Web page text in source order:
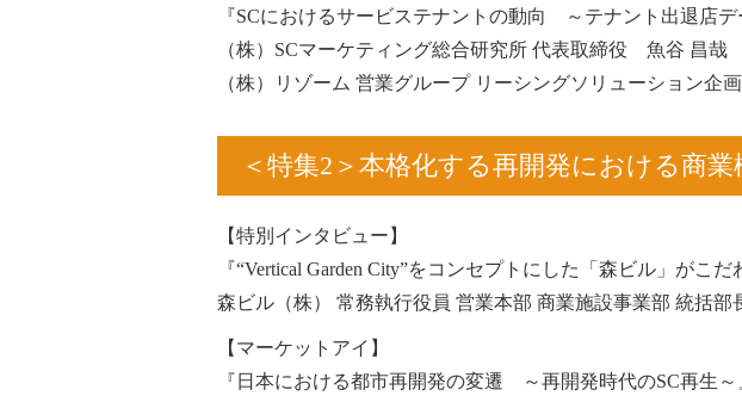
『SCにおけるサービステナントの動向 ～テナント出退店デ
（株）SCマーケティング総合研究所 代表取締役 魚谷 昌哉
（株）リゾーム 営業グループ リーシングソリューション企
＜特集2＞本格化する再開発における商業
【特別インタビュー】
『“Vertical Garden City”をコンセプトにした「森ビル」がこだ
森ビル（株） 常務執行役員 営業本部 商業施設事業部 統括
【マーケットアイ】
『日本における都市再開発の変遷 ～再開発時代のSC再生～